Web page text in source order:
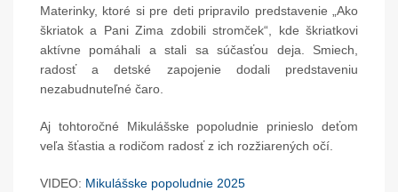
Materinky, ktoré si pre deti pripravilo predstavenie „Ako
škriatok a Pani Zima zdobili stromček“, kde škriatkovi
aktívne pomáhali a stali sa súčasťou deja. Smiech,
radosť a detské zapojenie dodali predstaveniu
nezabudnuteľné čaro.
Aj tohtoročné Mikulášske popoludnie prinieslo deťom
veľa šťastia a rodičom radosť z ich rozžiarených očí.
VIDEO: Mikulášske popoludnie 2025